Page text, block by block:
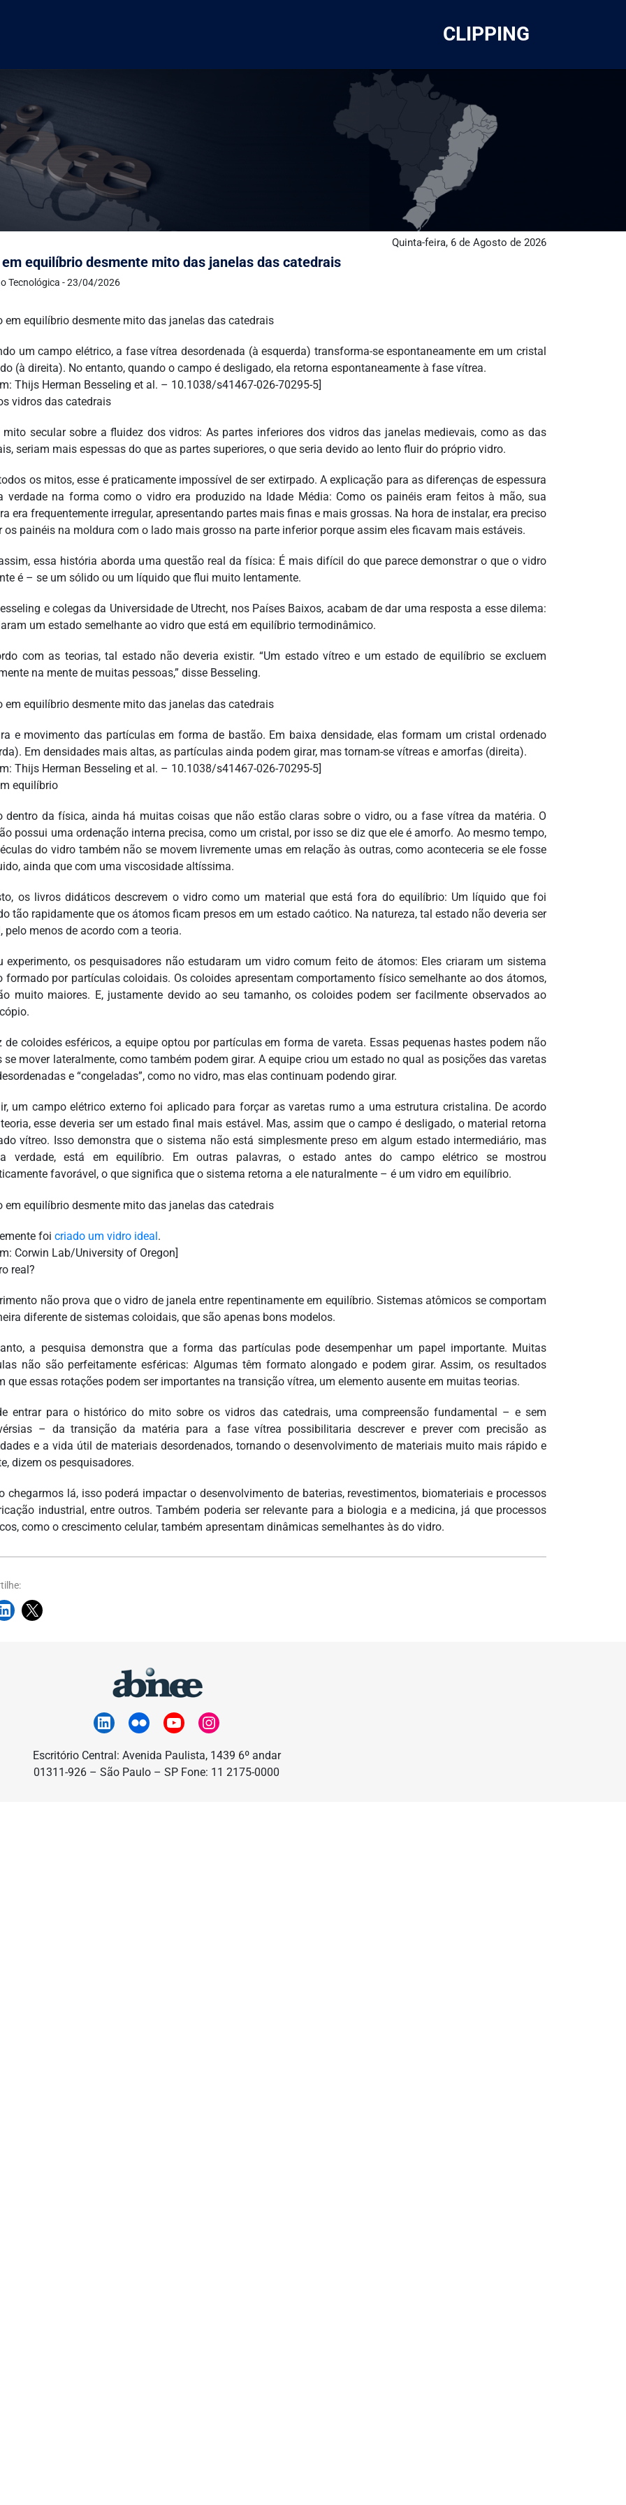
CLIPPING
Quinta-feira, 6 de Agosto de 2026
equilíbrio desmente mito das janelas das catedrais
Tecnológica - 23/04/2026
um campo elétrico, a fase vítrea desordenada (à esquerda) transforma-se espontaneamente em um cristal
(à direita). No entanto, quando o campo é desligado, ela retorna espontaneamente à fase vítrea.
Thijs Herman Besseling et al. – 10.1038/s41467-026-70295-5]
vidros das catedrais
mito secular sobre a fluidez dos vidros: As partes inferiores dos vidros das janelas medievais, como as das
seriam mais espessas do que as partes superiores, o que seria devido ao lento fluir do próprio vidro.
os mitos, esse é praticamente impossível de ser extirpado. A explicação para as diferenças de espessura
verdade na forma como o vidro era produzido na Idade Média: Como os painéis eram feitos à mão, sua
era frequentemente irregular, apresentando partes mais finas e mais grossas. Na hora de instalar, era preciso
os painéis na moldura com o lado mais grosso na parte inferior porque assim eles ficavam mais estáveis.
essa história aborda uma questão real da física: É mais difícil do que parece demonstrar o que o vidro
é – se um sólido ou um líquido que flui muito lentamente.
e colegas da Universidade de Utrecht, nos Países Baixos, acabam de dar uma resposta a esse dilema:
um estado semelhante ao vidro que está em equilíbrio termodinâmico.
com as teorias, tal estado não deveria existir. “Um estado vítreo e um estado de equilíbrio se excluem
na mente de muitas pessoas,” disse Besseling.
e movimento das partículas em forma de bastão. Em baixa densidade, elas formam um cristal ordenado
Em densidades mais altas, as partículas ainda podem girar, mas tornam-se vítreas e amorfas (direita).
Thijs Herman Besseling et al. – 10.1038/s41467-026-70295-5]
equilíbrio
dentro da física, ainda há muitas coisas que não estão claras sobre o vidro, ou a fase vítrea da matéria. O
possui uma ordenação interna precisa, como um cristal, por isso se diz que ele é amorfo. Ao mesmo tempo,
do vidro também não se movem livremente umas em relação às outras, como aconteceria se ele fosse
ainda que com uma viscosidade altíssima.
os livros didáticos descrevem o vidro como um material que está fora do equilíbrio: Um líquido que foi
tão rapidamente que os átomos ficam presos em um estado caótico. Na natureza, tal estado não deveria ser
pelo menos de acordo com a teoria.
experimento, os pesquisadores não estudaram um vidro comum feito de átomos: Eles criaram um sistema
formado por partículas coloidais. Os coloides apresentam comportamento físico semelhante ao dos átomos,
muito maiores. E, justamente devido ao seu tamanho, os coloides podem ser facilmente observados ao
de coloides esféricos, a equipe optou por partículas em forma de vareta. Essas pequenas hastes podem não
se mover lateralmente, como também podem girar. A equipe criou um estado no qual as posições das varetas
e “congeladas”, como no vidro, mas elas continuam podendo girar.
um campo elétrico externo foi aplicado para forçar as varetas rumo a uma estrutura cristalina. De acordo
esse deveria ser um estado final mais estável. Mas, assim que o campo é desligado, o material retorna
vítreo. Isso demonstra que o sistema não está simplesmente preso em algum estado intermediário, mas
verdade, está em equilíbrio. Em outras palavras, o estado antes do campo elétrico se mostrou
favorável, o que significa que o sistema retorna a ele naturalmente – é um vidro em equilíbrio.
foi criado um vidro ideal.
Corwin Lab/University of Oregon]
real?
não prova que o vidro de janela entre repentinamente em equilíbrio. Sistemas atômicos se comportam
diferente de sistemas coloidais, que são apenas bons modelos.
a pesquisa demonstra que a forma das partículas pode desempenhar um papel importante. Muitas
não são perfeitamente esféricas: Algumas têm formato alongado e podem girar. Assim, os resultados
que essas rotações podem ser importantes na transição vítrea, um elemento ausente em muitas teorias.
entrar para o histórico do mito sobre os vidros das catedrais, uma compreensão fundamental – e sem
– da transição da matéria para a fase vítrea possibilitaria descrever e prever com precisão as
e a vida útil de materiais desordenados, tornando o desenvolvimento de materiais muito mais rápido e
dizem os pesquisadores.
chegarmos lá, isso poderá impactar o desenvolvimento de baterias, revestimentos, biomateriais e processos
industrial, entre outros. Também poderia ser relevante para a biologia e a medicina, já que processos
como o crescimento celular, também apresentam dinâmicas semelhantes às do vidro.
Escritório Central: Avenida Paulista, 1439 6º andar
01311-926 – São Paulo – SP Fone: 11 2175-0000